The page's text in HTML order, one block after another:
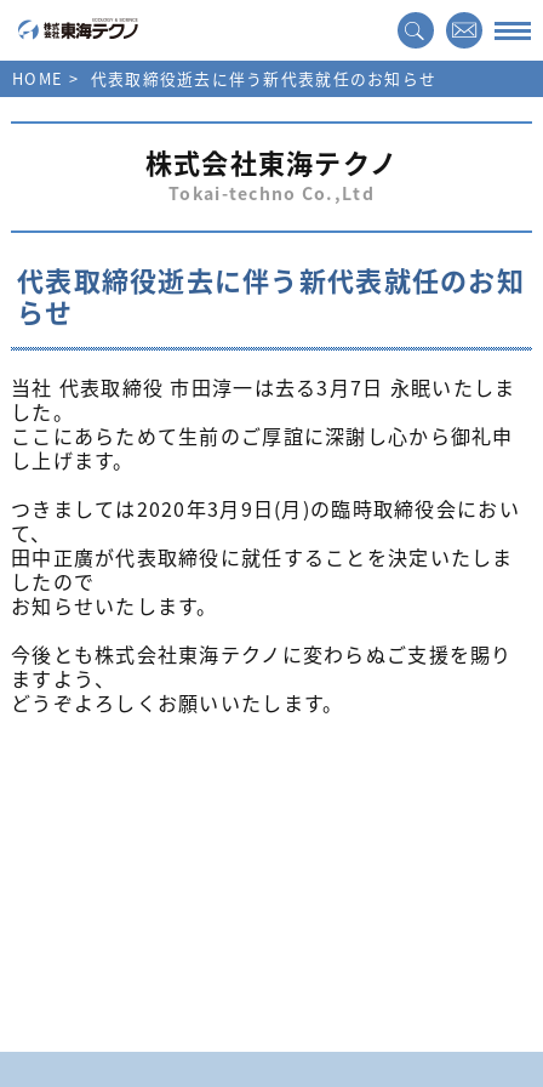
HOME 代表取締役逝去に伴う新代表就任のお知らせ
株式会社東海テクノ
Tokai-techno Co.,Ltd
代表取締役逝去に伴う新代表就任のお知
らせ
当社 代表取締役 市田淳一は去る3月7日 永眠いたしま
した。
ここにあらためて生前のご厚誼に深謝し心から御礼申
し上げます。
つきましては2020年3月9日(月)の臨時取締役会におい
て、
田中正廣が代表取締役に就任することを決定いたしま
したので
お知らせいたします。
今後とも株式会社東海テクノに変わらぬご支援を賜り
ますよう、
どうぞよろしくお願いいたします。